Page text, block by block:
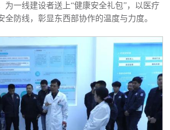
为一线建设者送上“健康安全礼包”，以医疗
全防线，彰显东西部协作的温度与力度。